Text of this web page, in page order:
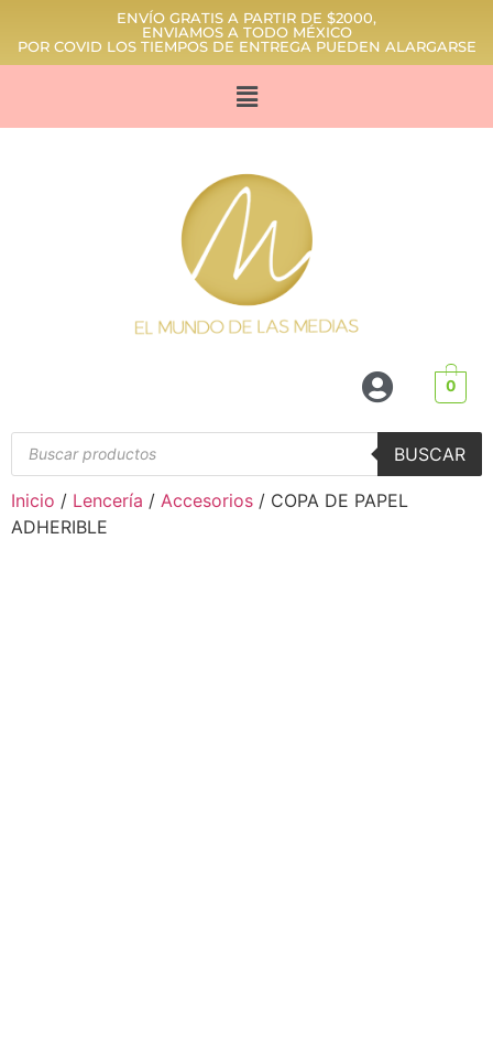
ENVÍO GRATIS A PARTIR DE $2000,
ENVIAMOS A TODO MÉXICO
POR COVID LOS TIEMPOS DE ENTREGA PUEDEN ALARGARSE
0
BUSCAR
Inicio / Lencería / Accesorios / COPA DE PAPEL
ADHERIBLE